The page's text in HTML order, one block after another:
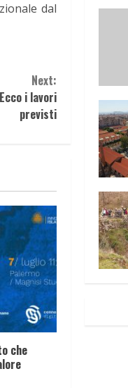
dal
Next:
i lavori
previsti
che